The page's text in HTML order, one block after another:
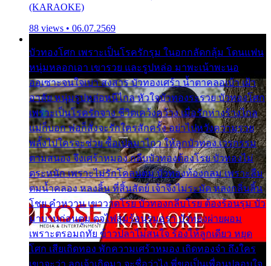
(KARAOKE)
88 views • 06.07.2569
บัวทองโศก เพราะเป็นโรครักรุม ในอกกลัดกลุ้ม โดนแฟน
หนุ่มหลอกเอา เขารวย และรูปหล่อ มาพะเน้าพะนอ
ออเซาะจนใจเบา สงสาร บัวทองเศร้า น้ำตาคลอเบ้า เฝ้า
อาลัย หนุ่มรูปหล่อหนีไกล หัวใจบัวทองระรวย บัวทองโศก
เพราะเป็นโรครักจาง ชีวิตเคว้งคว้าง เมื่อรักห่างร้างไกล
แม่ก็บอก พ่อก็สั่งจะรักใครสักครั้ง อย่าไปหวังความรวย
พลั้งไปใครจะช่วย ซื้อเปลมาไกว ให้ลูกบัวทอง เวรกรรม
ตามสนอง จึงเศร้าหมอง กลีบบัวทองต้องโรย บัวทองไม่
ตระหนัก เพราะไม่รักโคลนตม บัวทองท้องกลม เพราะลืม
ตมน้ำคลอง หลงลิ้น ที่สิ้นสัตย์ เจ้าจึงไม่ระมัด หลงกลิ่นลิ้น
โชย คำหวาน เขาวาดโรย บัวทองกลีบโรย ต้องร้อนรุม บัว
มาบานก่อนตูม ดุจไฟสุมร้อนรุมอุรา บัวทองผ่ายผอม
เพราะตรอมฤทัย ข้าวปลาไม่สนใจ ร้องไห้ลูกเดียว หยุด
โศก เสียเถิดทอง พักความเศร้าหมอง เถิดทองจ๋า ถึงใคร
เขาจะว่า ลูกเจ้าเกิดมา จะชื่อว่าไง พี่ขอเป็นเพื่อนปลอบใจ